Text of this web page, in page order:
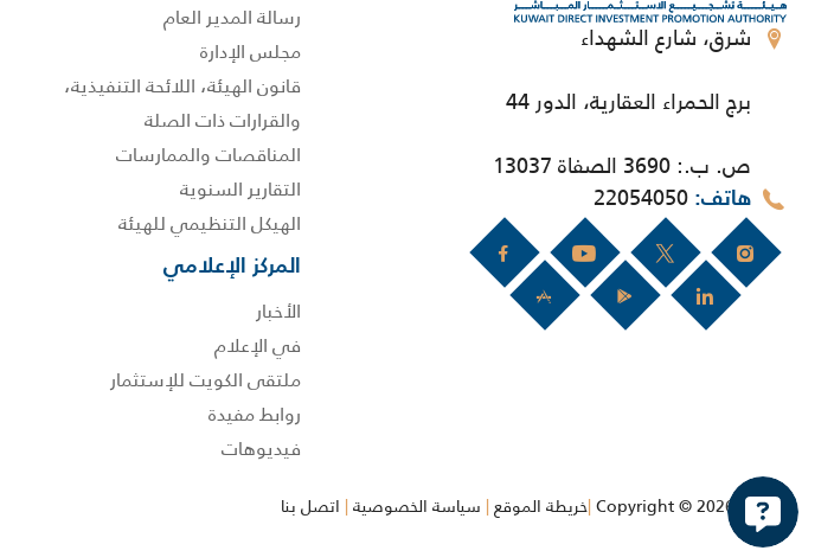
شرق، شارع الشهداء
برج الحمراء العقارية، الدور 44
ص. ب.: 3690 الصفاة 13037
هاتف
رسالة المدير العام
مجلس الإدارة
قانون الهيئة، اللائحة التنفيذية،
والقرارات ذات الصلة
المناقصات والممارسات
التقارير السنوية
الهيكل التنظيمي للهيئة
المركز الإعلامي
الأخبار
في الإعلام
ملتقى الكويت للإستثمار
روابط مفيدة
فيديوهات
Copyright © 2026 KDIPA
|خريطة الموقع| سياسة الخصوصية| اتصل بنا